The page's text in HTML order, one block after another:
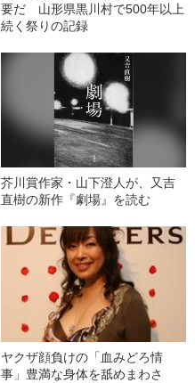
要だ 山形県黒川村で500年以上
続く祭りの記録
芥川賞作家・山下澄人が、又吉
直樹の新作『劇場』を読む
ヤクザ顔負けの「血みどろ情
事」豊満な身体を舐めまわさ